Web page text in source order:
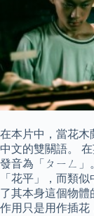
在本片中，當花木
中文的雙關語。
發音為「ㄆㄧㄥ」
「花平」，而類
了其本身這個物體
作用只是用作插花